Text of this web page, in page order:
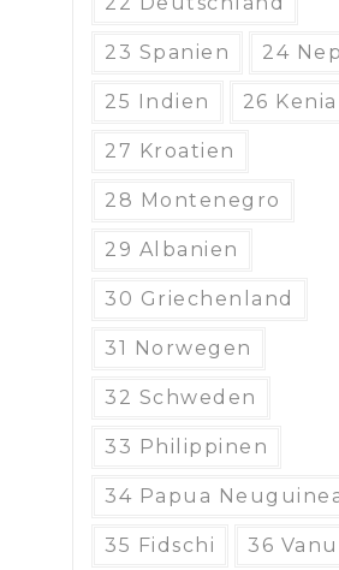
23 Spanien 24
25 Indien 26 Kenia
27 Kroatien
28 Montenegro
29 Albanien
30 Griechenland
31 Norwegen
32 Schweden
33 Philippinen
34 Papua
35 Fidschi 36